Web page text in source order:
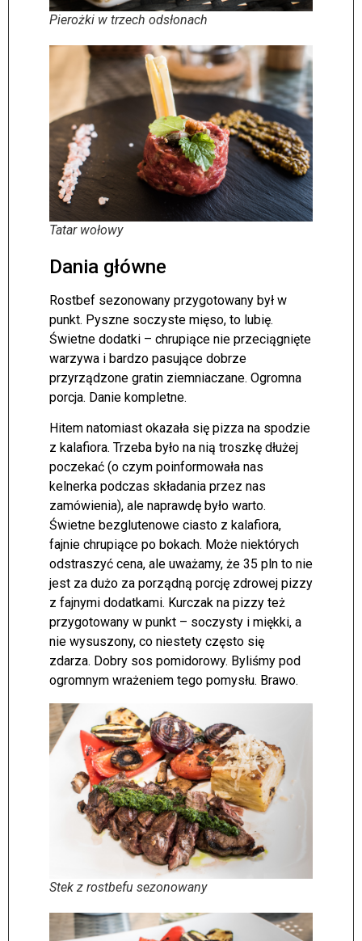
Pierożki w trzech odsłonach
Tatar wołowy
Dania główne
Rostbef sezonowany przygotowany był w
punkt. Pyszne soczyste mięso, to lubię.
Świetne dodatki – chrupiące nie przeciągnięte
warzywa i bardzo pasujące dobrze
przyrządzone gratin ziemniaczane. Ogromna
porcja. Danie kompletne.
Hitem natomiast okazała się pizza na spodzie
z kalafiora. Trzeba było na nią troszkę dłużej
poczekać (o czym poinformowała nas
kelnerka podczas składania przez nas
zamówienia), ale naprawdę było warto.
Świetne bezglutenowe ciasto z kalafiora,
fajnie chrupiące po bokach. Może niektórych
odstraszyć cena, ale uważamy, że 35 pln to nie
jest za dużo za porządną porcję zdrowej pizzy
z fajnymi dodatkami. Kurczak na pizzy też
przygotowany w punkt – soczysty i miękki, a
nie wysuszony, co niestety często się
zdarza. Dobry sos pomidorowy. Byliśmy pod
ogromnym wrażeniem tego pomysłu. Brawo.
Stek z rostbefu sezonowany